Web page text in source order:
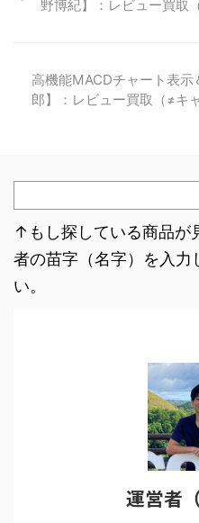
野博紀】：レビュー買取
高機能MACDチャート表
郎】：レビュー買取（≠キ
↑もし探している商品が
者の苗字（名字）を入力
い。
運営者